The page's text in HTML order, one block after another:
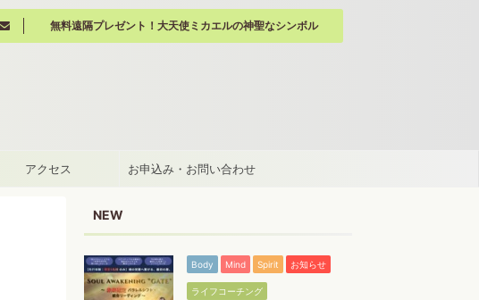
無料遠隔プレゼント！大天使ミカエルの神聖なシンボル
アクセス お申込み・お問い合わせ
NEW
Body Mind Spirit お知らせ
ライフコーチング